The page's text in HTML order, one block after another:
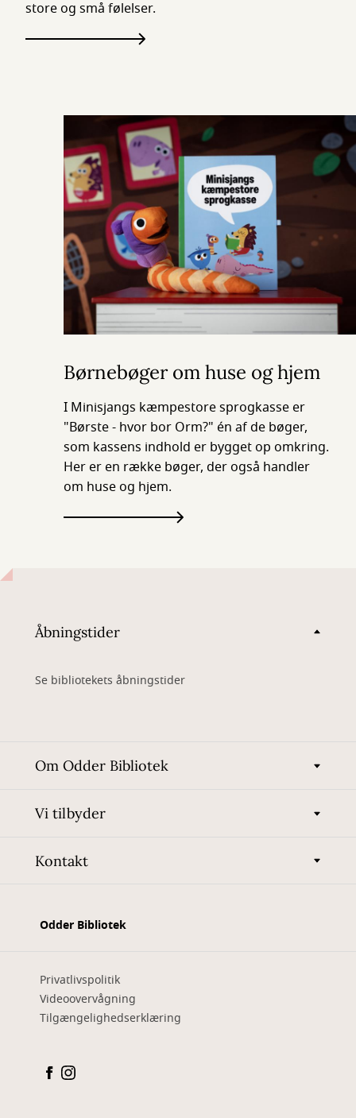
store og små følelser.
Børnebøger om huse og hjem
I Minisjangs kæmpestore sprogkasse er
"Børste - hvor bor Orm?" én af de bøger,
som kassens indhold er bygget op omkring.
Her er en række bøger, der også handler
om huse og hjem.
Åbningstider
Se bibliotekets åbningstider
Om Odder Bibliotek
Vi tilbyder
Kontakt
Odder Bibliotek
Privatlivspolitik
Videoovervågning
Tilgængelighedserklæring